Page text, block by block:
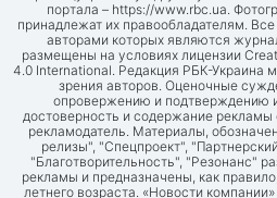
портала – https://www.rbc.ua.
принадлежат их правообладателям.
авторами которых являются
размещены на условиях лицензии
4.0 International. Редакция РБК-Украина
зрения авторов. Оценочные
опровержению и подтверждению
достоверность и содержание рекламы
рекламодатель. Материалы,
релизы", "Спецпроект",
"Благотворительность", "Резонанс"
рекламы и предназначены, как
летнего возраста. «Новости